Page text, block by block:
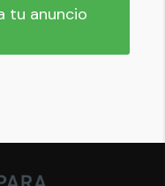
tu anuncio